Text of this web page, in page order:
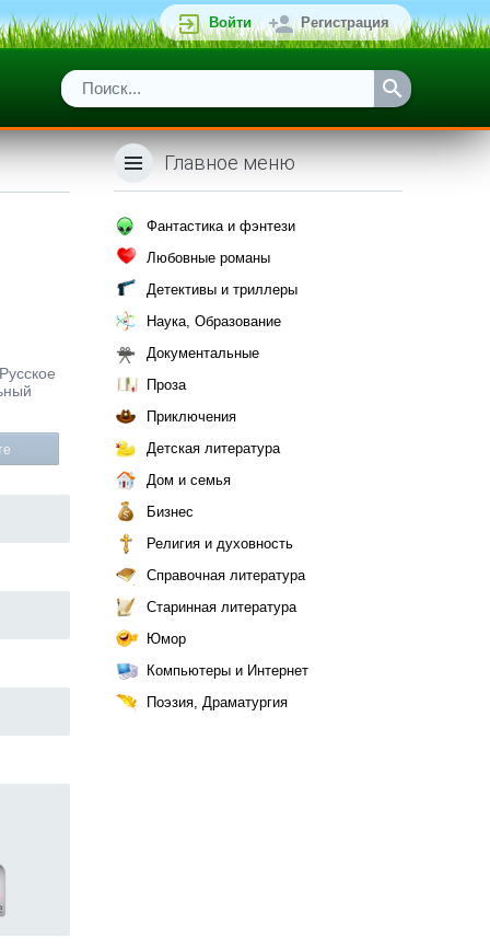
Войти Регистрация
Главное меню
Фантастика и фэнтези
Любовные романы
Детективы и триллеры
Наука, Образование
Документальные
Проза
Приключения
Детская литература
Дом и семья
Бизнес
Религия и духовность
Справочная литература
Старинная литература
Юмор
Компьютеры и Интернет
Поэзия, Драматургия